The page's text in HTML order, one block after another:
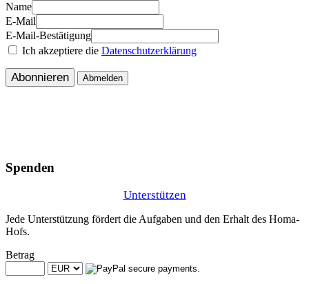
Name
E-Mail
E-Mail-Bestätigung
Ich akzeptiere die Datenschutzerklärung
Abonnieren Abmelden
Spenden
Unterstützen
Jede Unterstützung fördert die Aufgaben und den Erhalt des Homa-
Hofs.
Betrag